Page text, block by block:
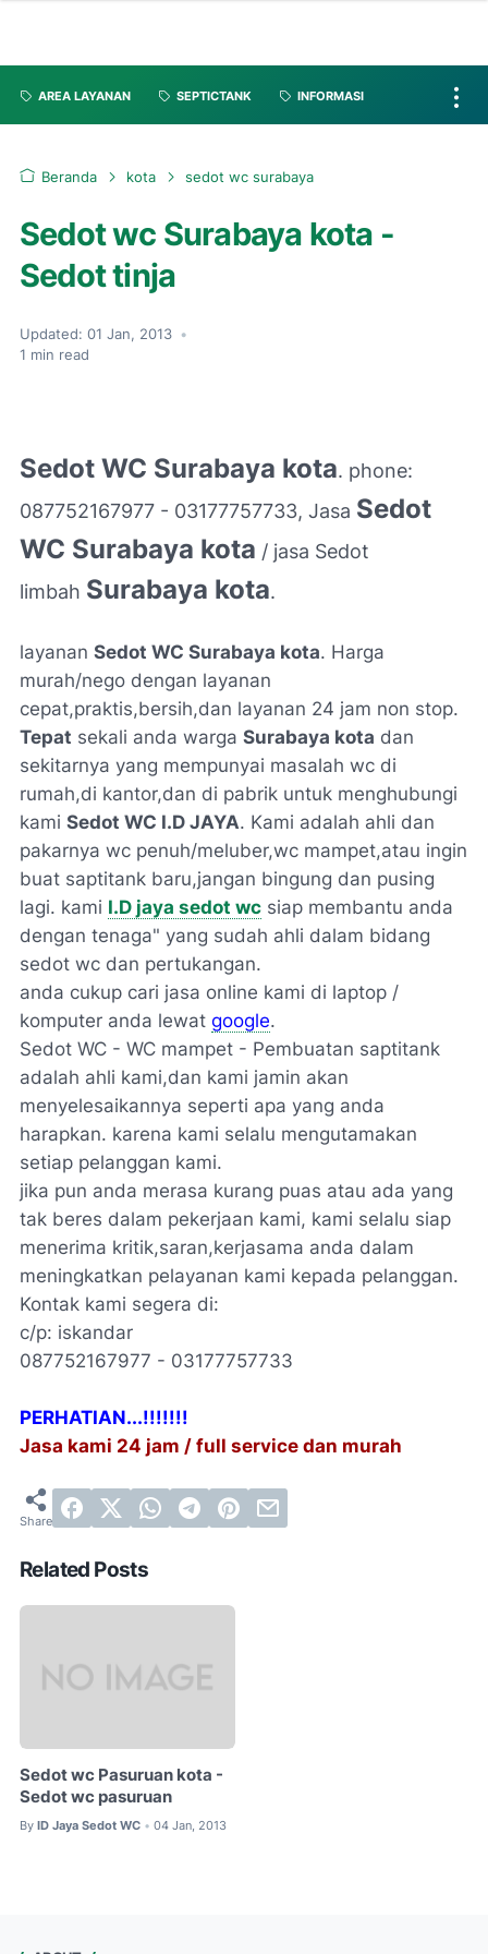
AREA LAYANAN SEPTICTANK INFORMASI
Beranda kota sedot wc surabaya
Sedot wc Surabaya kota -
Sedot tinja
Updated: 01 Jan, 2013 •
1 min read
Sedot WC Surabaya kota. phone:
087752167977 - 03177757733, Jasa Sedot
WC Surabaya kota / jasa Sedot
limbah Surabaya kota.
layanan Sedot WC Surabaya kota. Harga
murah/nego dengan layanan
cepat,praktis,bersih,dan layanan 24 jam non stop.
Tepat sekali anda warga Surabaya kota dan
sekitarnya yang mempunyai masalah wc di
rumah,di kantor,dan di pabrik untuk menghubungi
kami Sedot WC I.D JAYA. Kami adalah ahli dan
pakarnya wc penuh/meluber,wc mampet,atau ingin
buat saptitank baru,jangan bingung dan pusing
lagi. kami I.D jaya sedot wc siap membantu anda
dengan tenaga" yang sudah ahli dalam bidang
sedot wc dan pertukangan.
anda cukup cari jasa online kami di laptop /
komputer anda lewat google.
Sedot WC - WC mampet - Pembuatan saptitank
adalah ahli kami,dan kami jamin akan
menyelesaikannya seperti apa yang anda
harapkan. karena kami selalu mengutamakan
setiap pelanggan kami.
jika pun anda merasa kurang puas atau ada yang
tak beres dalam pekerjaan kami, kami selalu siap
menerima kritik,saran,kerjasama anda dalam
meningkatkan pelayanan kami kepada pelanggan.
Kontak kami segera di:
c/p: iskandar
087752167977 - 03177757733
PERHATIAN...!!!!!!!
Jasa kami 24 jam / full service dan murah
Related Posts
Sedot wc Pasuruan kota -
Sedot wc pasuruan
By ID Jaya Sedot WC • 04 Jan, 2013